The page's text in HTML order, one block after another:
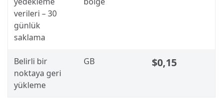
verileri – 30
günlük
saklama
Belirli bir
noktaya geri
yükleme
GB $0,15